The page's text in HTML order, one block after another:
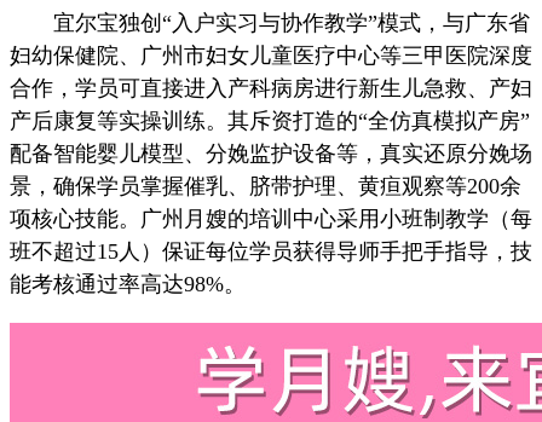
宜尔宝独创“入户实习与协作教学”模式，与广东省
妇幼保健院、广州市妇女儿童医疗中心等三甲医院深度
合作，学员可直接进入产科病房进行新生儿急救、产妇
产后康复等实操训练。其斥资打造的“全仿真模拟产房”
配备智能婴儿模型、分娩监护设备等，真实还原分娩场
景，确保学员掌握催乳、脐带护理、黄疸观察等200余
项核心技能。广州月嫂的培训中心采用小班制教学（每
班不超过15人）保证每位学员获得导师手把手指导，技
能考核通过率高达98%。